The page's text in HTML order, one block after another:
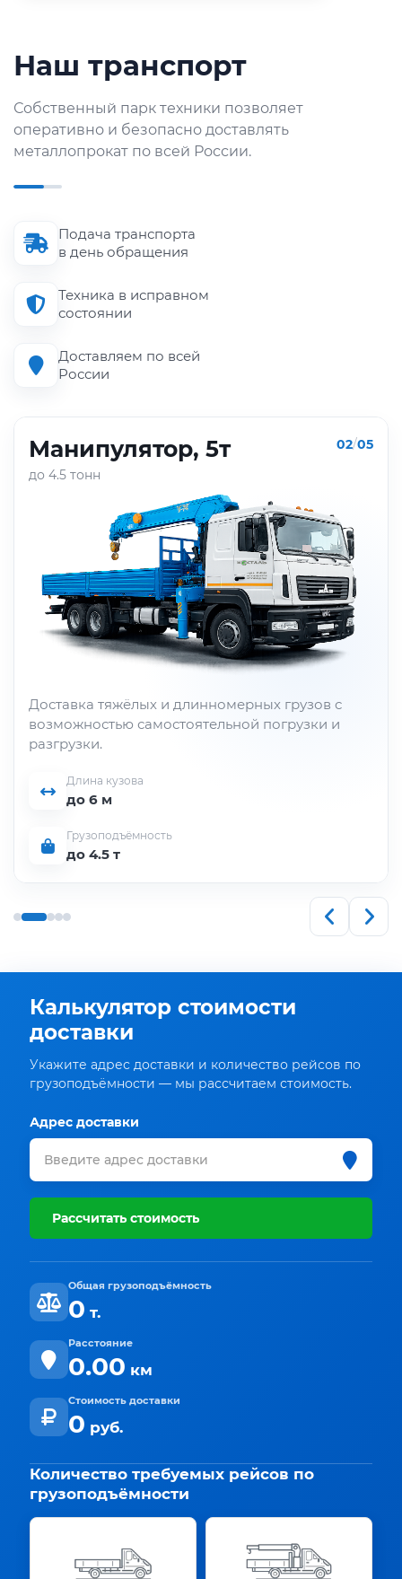
Наш транспорт
Собственный парк техники позволяет
оперативно и безопасно доставлять
металлопрокат по всей России.
Подача транспорта
в день обращения
Техника в исправном
состоянии
Доставляем по всей
России
02/05
грузов с
и
ГАЗон-NEXT, 5т
Перевозка металлопроката средней
грузоподъёмности для
Калькулятор стоимости
доставки
Укажите адрес доставки и количество рейсов по
грузоподъёмности — мы рассчитаем стоимость.
Адрес доставки
Рассчитать стоимость
Общая грузоподъёмность
0 т.
Расстояние
0.00 км
Стоимость доставки
0 руб.
Количество требуемых рейсов по
грузоподъёмности